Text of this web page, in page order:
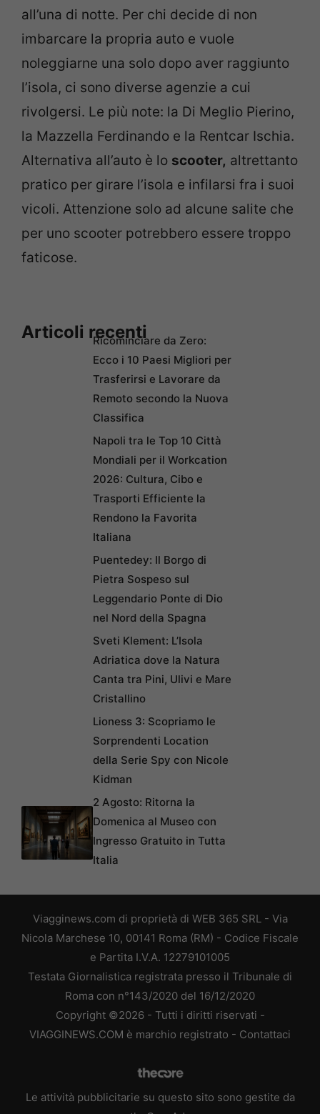
all’una di notte. Per chi decide di non
imbarcare la propria auto e vuole
noleggiarne una solo dopo aver raggiunto
l’isola, ci sono diverse agenzie a cui
rivolgersi. Le più note: la Di Meglio Pierino,
la Mazzella Ferdinando e la Rentcar Ischia.
Alternativa all’auto è lo scooter, altrettanto
pratico per girare l’isola e infilarsi fra i suoi
vicoli. Attenzione solo ad alcune salite che
per uno scooter potrebbero essere troppo
faticose.
Articoli recentiRicominciare da Zero:
Ecco i 10 Paesi Migliori per
Trasferirsi e Lavorare da
Remoto secondo la Nuova
Classifica
Napoli tra le Top 10 Città
Mondiali per il Workcation
2026: Cultura, Cibo e
Trasporti Efficiente la
Rendono la Favorita
Italiana
Puentedey: Il Borgo di
Pietra Sospeso sul
Leggendario Ponte di Dio
nel Nord della Spagna
Sveti Klement: L’Isola
Adriatica dove la Natura
Canta tra Pini, Ulivi e Mare
Cristallino
Lioness 3: Scopriamo le
Sorprendenti Location
della Serie Spy con Nicole
Kidman
2 Agosto: Ritorna la
Domenica al Museo con
Ingresso Gratuito in Tutta
Italia
Viagginews.com di proprietà di WEB 365 SRL - Via
Nicola Marchese 10, 00141 Roma (RM) - Codice Fiscale
e Partita I.V.A. 12279101005
Testata Giornalistica registrata presso il Tribunale di
Roma con n°143/2020 del 16/12/2020
Copyright ©2026 - Tutti i diritti riservati -
VIAGGINEWS.COM è marchio registrato - Contattaci
Le attività pubblicitarie su questo sito sono gestite da